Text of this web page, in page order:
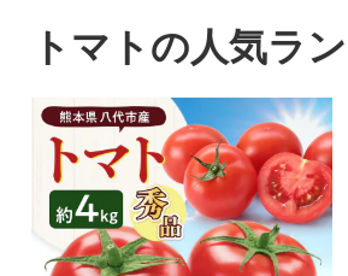
トマトの人気ラ